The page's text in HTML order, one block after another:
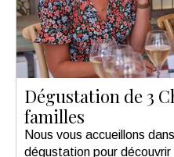
Dégustation de 3
familles
Nous vous accueillons
dégustation pour